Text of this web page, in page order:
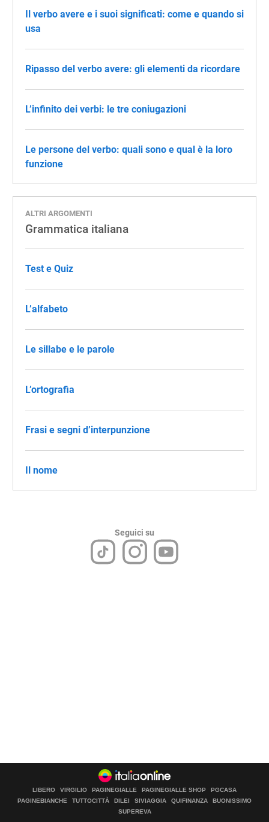
Il verbo avere e i suoi significati: come e quando si
usa
Ripasso del verbo avere: gli elementi da ricordare
L’infinito dei verbi: le tre coniugazioni
Le persone del verbo: quali sono e qual è la loro
funzione
ALTRI ARGOMENTI
Grammatica italiana
Test e Quiz
L’alfabeto
Le sillabe e le parole
L’ortografia
Frasi e segni d’interpunzione
Il nome
Seguici su
LIBERO VIRGILIO PAGINEGIALLE PAGINEGIALLE SHOP
PGCASA
PAGINEBIANCHE
TUTTOCITTÀ DILEI SIVIAGGIA QUIFINANZA
BUONISSIMO
SUPEREVA